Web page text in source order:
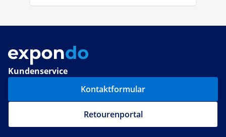
Kundenservice
Kontaktformular
Retourenportal